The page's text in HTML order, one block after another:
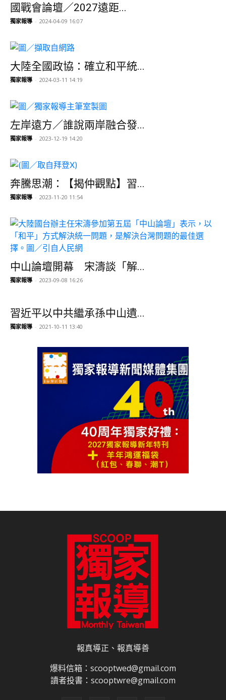
國戰會論壇／2027遠距...
獨家報導 - 2024-04-09 16:07
大陸全國政協：確立和平統...
獨家報導 - 2024-03-11 14:19
左岸遠方／誰說兩岸融合發...
獨家報導 - 2023-12-19 14:20
奔騰思潮：【揭仲觀點】習...
獨家報導 - 2023-11-20 11:54
中山論壇開幕 宋濤談「解...
獨家報導 - 2023-09-08 16:26
習近平以中共繼承孫中山遺...
獨家報導 - 2021-10-11 13:40
報真導正、報真導善
爆料信箱：scooptwed@gmail.com
讀者投書：scooptwre@gmail.com